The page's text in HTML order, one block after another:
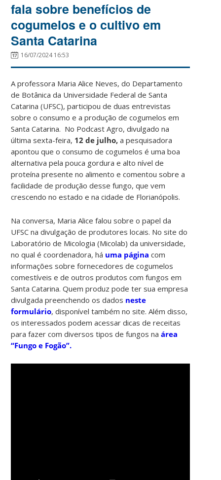
fala sobre benefícios de
cogumelos e o cultivo em
Santa Catarina
16/07/2024 16:53
A professora Maria Alice Neves, do Departamento
de Botânica da Universidade Federal de Santa
Catarina (UFSC), participou de duas entrevistas
sobre o consumo e a produção de cogumelos em
Santa Catarina. No Podcast Agro, divulgado na
última sexta-feira, 12 de julho,a pesquisadora
apontou que o consumo de cogumelos é uma boa
alternativa pela pouca gordura e alto nível de
proteína presente no alimento e comentou sobre a
facilidade de produção desse fungo, que vem
crescendo no estado e na cidade de Florianópolis.
Na conversa, Maria Alice falou sobre o papel da
UFSC na divulgação de produtores locais. No site do
Laboratório de Micologia (Micolab) da universidade,
no qual é coordenadora, há uma página com
informações sobre fornecedores de cogumelos
comestíveis e de outros produtos com fungos em
Santa Catarina. Quem produz pode ter sua empresa
divulgada preenchendo os dados neste
formulário, disponível também no site. Além disso,
os interessados podem acessar dicas de receitas
para fazer com diversos tipos de fungos naárea
“Fungo e Fogão”.